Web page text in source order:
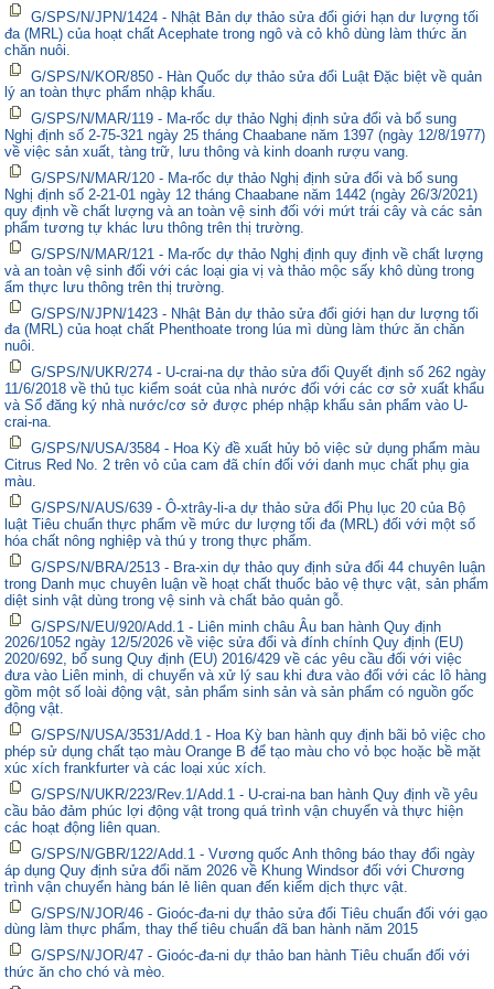
G/SPS/N/JPN/1424 - Nhật Bản dự thảo sửa đổi giới hạn dư lượng tối
đa (MRL) của hoạt chất Acephate trong ngô và cỏ khô dùng làm thức ăn
chăn nuôi.
G/SPS/N/KOR/850 - Hàn Quốc dự thảo sửa đổi Luật Đặc biệt về quản
lý an toàn thực phẩm nhập khẩu.
G/SPS/N/MAR/119 - Ma-rốc dự thảo Nghị định sửa đổi và bổ sung
Nghị định số 2-75-321 ngày 25 tháng Chaabane năm 1397 (ngày 12/8/1977)
về việc sản xuất, tàng trữ, lưu thông và kinh doanh rượu vang.
G/SPS/N/MAR/120 - Ma-rốc dự thảo Nghị định sửa đổi và bổ sung
Nghị định số 2-21-01 ngày 12 tháng Chaabane năm 1442 (ngày 26/3/2021)
quy định về chất lượng và an toàn vệ sinh đối với mứt trái cây và các sản
phẩm tương tự khác lưu thông trên thị trường.
G/SPS/N/MAR/121 - Ma-rốc dự thảo Nghị định quy định về chất lượng
và an toàn vệ sinh đối với các loại gia vị và thảo mộc sấy khô dùng trong
ẩm thực lưu thông trên thị trường.
G/SPS/N/JPN/1423 - Nhật Bản dự thảo sửa đổi giới hạn dư lượng tối
đa (MRL) của hoạt chất Phenthoate trong lúa mì dùng làm thức ăn chăn
nuôi.
G/SPS/N/UKR/274 - U-crai-na dự thảo sửa đổi Quyết định số 262 ngày
11/6/2018 về thủ tục kiểm soát của nhà nước đối với các cơ sở xuất khẩu
và Sổ đăng ký nhà nước/cơ sở được phép nhập khẩu sản phẩm vào U-
crai-na.
G/SPS/N/USA/3584 - Hoa Kỳ đề xuất hủy bỏ việc sử dụng phẩm màu
Citrus Red No. 2 trên vỏ của cam đã chín đối với danh mục chất phụ gia
màu.
G/SPS/N/AUS/639 - Ô-xtrây-li-a dự thảo sửa đổi Phụ lục 20 của Bộ
luật Tiêu chuẩn thực phẩm về mức dư lượng tối đa (MRL) đối với một số
hóa chất nông nghiệp và thú y trong thực phẩm.
G/SPS/N/BRA/2513 - Bra-xin dự thảo quy định sửa đổi 44 chuyên luận
trong Danh mục chuyên luận về hoạt chất thuốc bảo vệ thực vật, sản phẩm
diệt sinh vật dùng trong vệ sinh và chất bảo quản gỗ.
G/SPS/N/EU/920/Add.1 - Liên minh châu Âu ban hành Quy định
2026/1052 ngày 12/5/2026 về việc sửa đổi và đính chính Quy định (EU)
2020/692, bổ sung Quy định (EU) 2016/429 về các yêu cầu đối với việc
đưa vào Liên minh, di chuyển và xử lý sau khi đưa vào đối với các lô hàng
gồm một số loài động vật, sản phẩm sinh sản và sản phẩm có nguồn gốc
động vật.
G/SPS/N/USA/3531/Add.1 - Hoa Kỳ ban hành quy định bãi bỏ việc cho
phép sử dụng chất tạo màu Orange B để tạo màu cho vỏ bọc hoặc bề mặt
xúc xích frankfurter và các loại xúc xích.
G/SPS/N/UKR/223/Rev.1/Add.1 - U-crai-na ban hành Quy định về yêu
cầu bảo đảm phúc lợi động vật trong quá trình vận chuyển và thực hiện
các hoạt động liên quan.
G/SPS/N/GBR/122/Add.1 - Vương quốc Anh thông báo thay đổi ngày
áp dụng Quy định sửa đổi năm 2026 về Khung Windsor đối với Chương
trình vận chuyển hàng bán lẻ liên quan đến kiểm dịch thực vật.
G/SPS/N/JOR/46 - Gioóc-đa-ni dự thảo sửa đổi Tiêu chuẩn đối với gạo
dùng làm thực phẩm, thay thế tiêu chuẩn đã ban hành năm 2015
G/SPS/N/JOR/47 - Gioóc-đa-ni dự thảo ban hành Tiêu chuẩn đối với
thức ăn cho chó và mèo.